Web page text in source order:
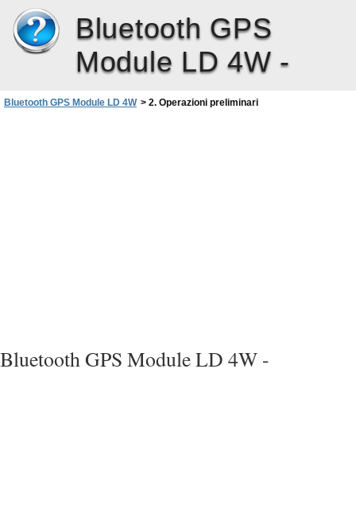
Bluetooth GPS
Module LD 4W -
Bluetooth GPS Module LD 4W > 2. Operazioni preliminari
Bluetooth GPS Module LD 4W -